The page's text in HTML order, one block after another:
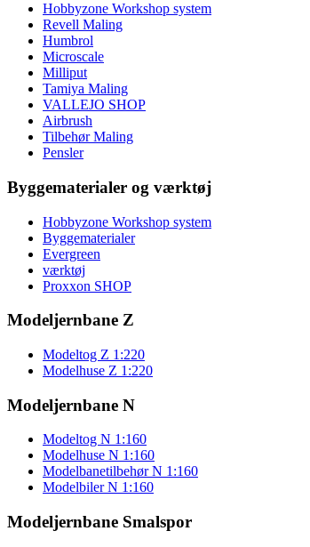
Hobbyzone Workshop system
Revell Maling
Humbrol
Microscale
Milliput
Tamiya Maling
VALLEJO SHOP
Airbrush
Tilbehør Maling
Pensler
Byggematerialer og værktøj
Hobbyzone Workshop system
Byggematerialer
Evergreen
værktøj
Proxxon SHOP
Modeljernbane Z
Modeltog Z 1:220
Modelhuse Z 1:220
Modeljernbane N
Modeltog N 1:160
Modelhuse N 1:160
Modelbanetilbehør N 1:160
Modelbiler N 1:160
Modeljernbane Smalspor